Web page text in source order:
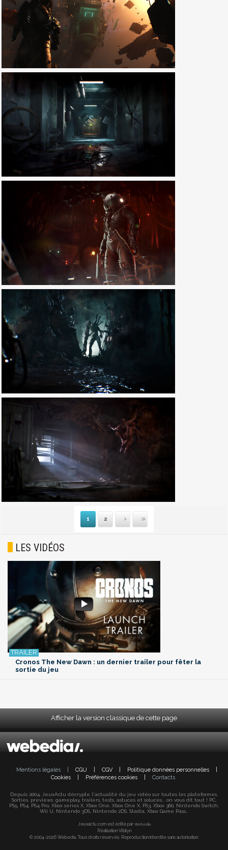
1 2
Suivante
Dernière
LES VIDÉOS
Cronos The New Dawn : un dernier trailer pour fêter la
sortie du jeu
Afficher la version classique de cette page
Mentions légales CGU CGV Politique données personnelles
Cookies
Préférences cookies Contacts
Depuis 2004, JeuxActu décrypte l'actualité du jeu vidéo sur toutes les plateformes.
Sorties, previews, gameplay, trailers, tests, astuces et soluces... on vous dit tout ! PC,
PS5, PS4, PS4 Pro, Xbox series X, Xbox One, Xbox One X, PS3, Xbox 360, Nintendo Switch,
Wii U, Nintendo 3DS, Nintendo 2DS, Stadia, Xbox Game Pass...
Jeuxactu.com est édité par Webedia
Réalisation Vitalyn
© 2004-2026 Webedia. Tous droits réservés. Reproduction interdite sans autorisation.